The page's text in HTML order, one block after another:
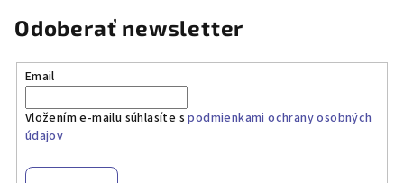
Odoberať newsletter
Email
Vložením e-mailu súhlasíte spodmienkami ochrany osobných
údajov